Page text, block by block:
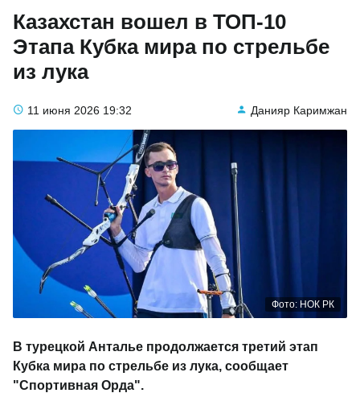
Казахстан вошел в ТОП-10
Этапа Кубка мира по стрельбе
из лука
11 июня 2026 19:32 Данияр Каримжан
Фото: НОК РК
В турецкой Анталье продолжается третий этап
Кубка мира по стрельбе из лука, сообщает
"Спортивная Орда".